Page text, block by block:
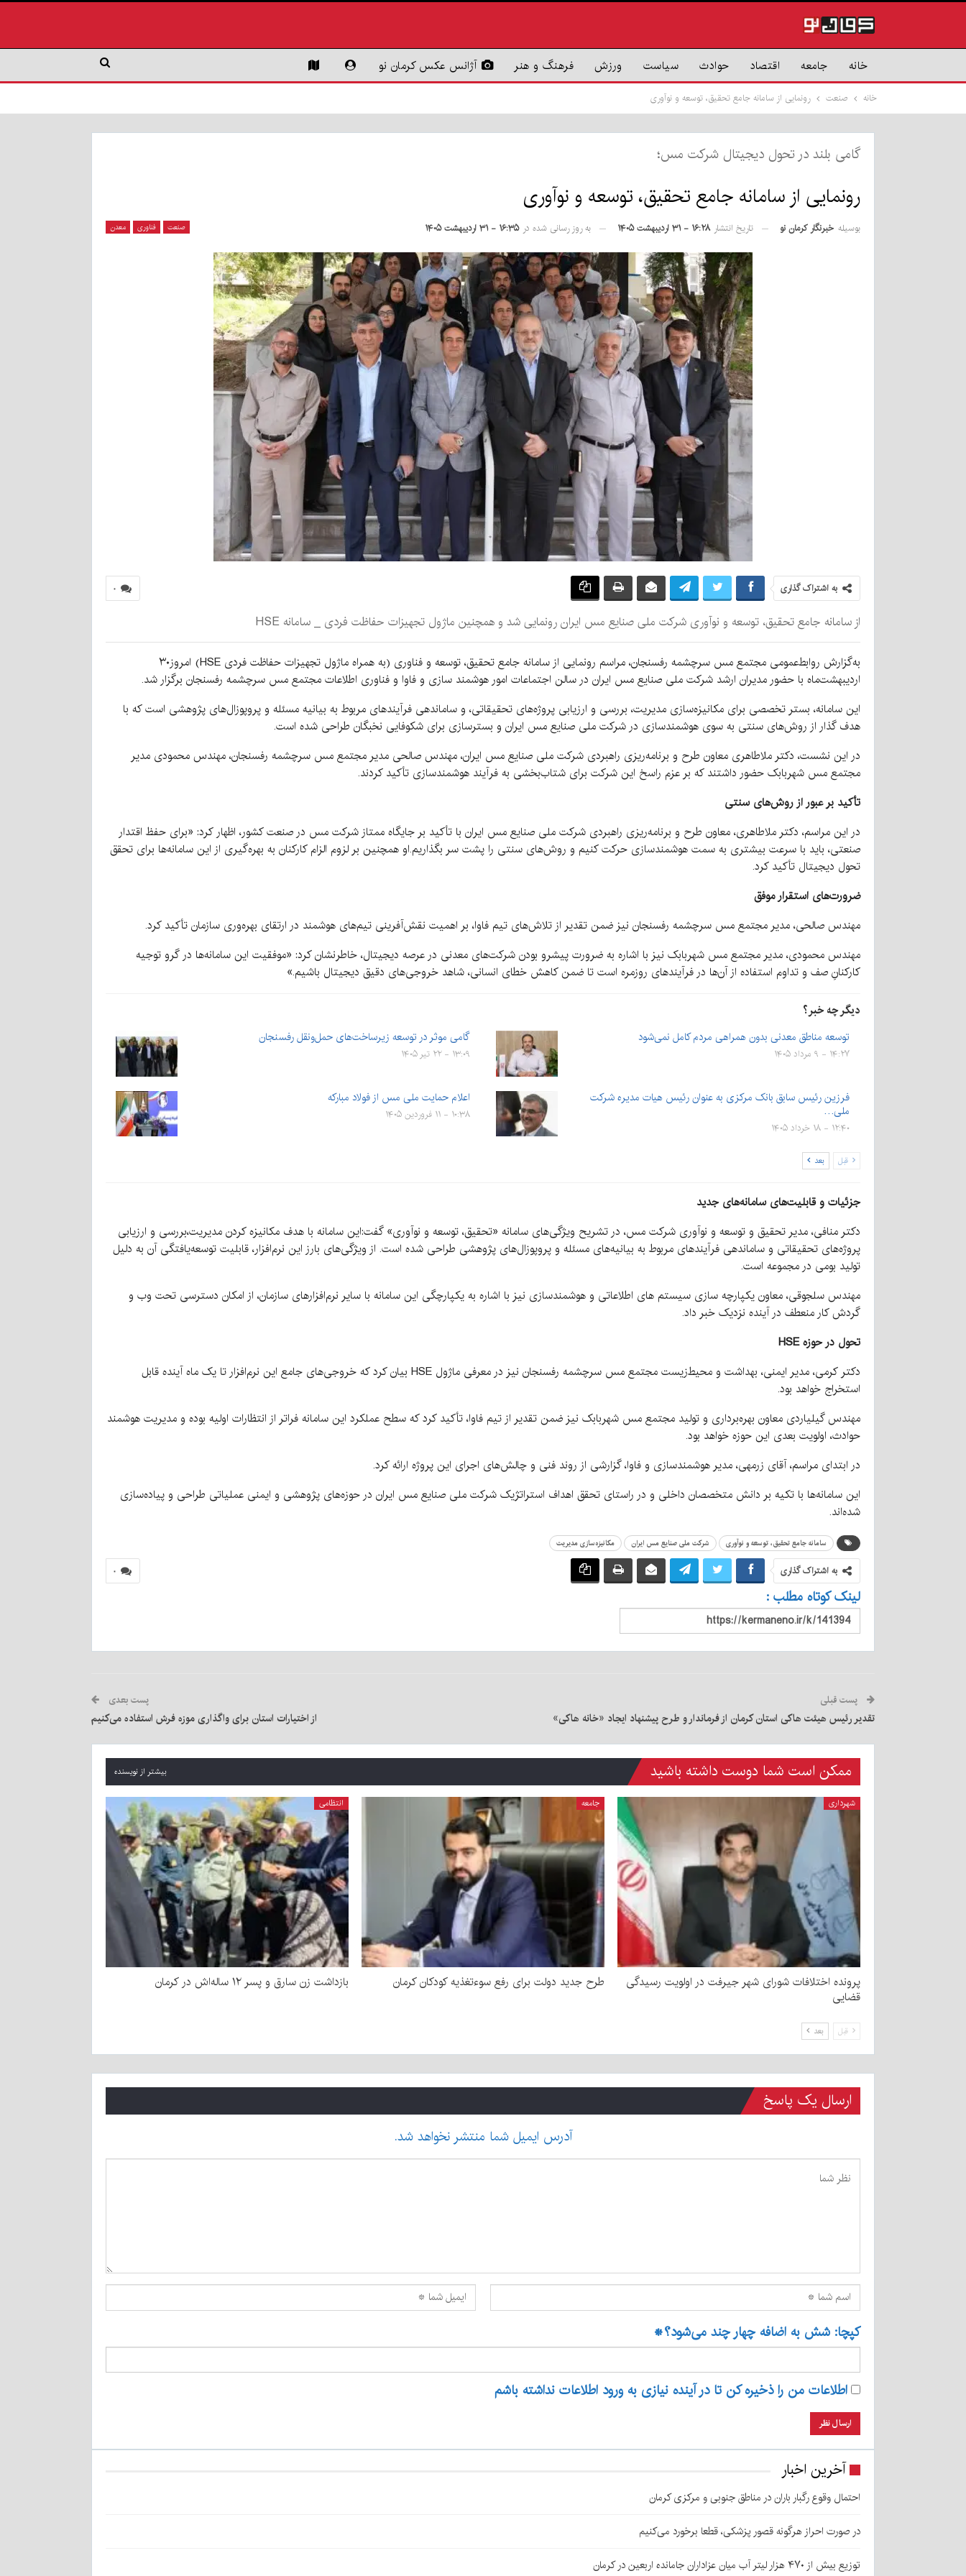
خانه جامعه اقتصاد حوادث سیاست ورزش فرهنگ و هنر آژانس عکس کرمان نو
خانه صنعت رونمایی از سامانه جامع تحقیق، توسعه و نوآوری
گامی بلند در تحول دیجیتال شرکت مس؛
رونمایی از سامانه جامع تحقیق، توسعه و نوآوری
صنعت فناوری معدن بوسیله خبرنگار کرمان نو تاریخ انتشار ۱۶:۲۸ - ۳۱ اردیبهشت ۱۴۰۵ به روز رسانی شده در ۱۶:۳۵ - ۳۱ اردیبهشت ۱۴۰۵
۰ به اشتراک گذاری
از سامانه جامع تحقیق، توسعه و نوآوری شرکت ملی صنایع مس ایران رونمایی شد و همچنین ماژول تجهیزات حفاظت فردی _ سامانه HSE
به‌گزارش روابط‌عمومی مجتمع مس سرچشمه رفسنجان، مراسم رونمایی از سامانه جامع تحقیق، توسعه و فناوری (به همراه ماژول تجهیزات حفاظت فردی HSE) امروز۳۰
اردیبهشت‌ماه با حضور مدیران ارشد شرکت ملی صنایع مس ایران در سالن اجتماعات امور هوشمند سازی و فاوا و فناوری اطلاعات مجتمع مس سرچشمه رفسنجان برگزار شد.
این سامانه، بستر تخصصی برای مکانیزه‌سازی مدیریت، بررسی و ارزیابی پروژه‌های تحقیقاتی، و ساماندهی فرآیندهای مربوط به بیانیه مسئله و پروپوزال‌های پژوهشی است که با
هدف گذار از روش‌های سنتی به سوی هوشمندسازی در شرکت ملی صنایع مس ایران و بسترسازی برای شکوفایی نخبگان طراحی شده است.
در این نشست، دکتر ملاطاهری معاون طرح و برنامه‌ریزی راهبردی شرکت ملی صنایع مس ایران، مهندس صالحی مدیر مجتمع مس سرچشمه رفسنجان، مهندس محمودی مدیر
مجتمع مس شهربابک حضور داشتند که بر عزم راسخ این شرکت برای شتاب‌بخشی به فرآیند هوشمندسازی تأکید کردند.
تأکید بر عبور از روش‌های سنتی
در این مراسم، دکتر ملاطاهری، معاون طرح و برنامه‌ریزی راهبردی شرکت ملی صنایع مس ایران با تأکید بر جایگاه ممتاز شرکت مس در صنعت کشور، اظهار کرد: «برای حفظ اقتدار
صنعتی، باید با سرعت بیشتری به سمت هوشمندسازی حرکت کنیم و روش‌های سنتی را پشت سر بگذاریم.او همچنین بر لزوم الزام کارکنان به بهره‌گیری از این سامانه‌ها برای تحقق
تحول دیجیتال تأکید کرد.
ضرورت‌های استقرار موفق
مهندس صالحی، مدیر مجتمع مس سرچشمه رفسنجان نیز ضمن تقدیر از تلاش‌های تیم فاوا، بر اهمیت نقش‌آفرینی تیم‌های هوشمند در ارتقای بهره‌وری سازمان تأکید کرد.
مهندس محمودی، مدیر مجتمع مس شهربابک نیز با اشاره به ضرورت پیشرو بودن شرکت‌های معدنی در عرصه دیجیتال، خاطرنشان کرد: «موفقیت این سامانه‌ها در گرو توجیه
کارکنانِ صف و تداوم استفاده از آن‌ها در فرآیندهای روزمره است تا ضمن کاهش خطای انسانی، شاهد خروجی‌های دقیق دیجیتال باشیم.»
دیگر چه خبر؟
توسعه مناطق معدنی بدون همراهی مردم کامل نمی‌شود
۱۴:۲۷ - ۹ مرداد ۱۴۰۵
گامی موثر در توسعه زیرساخت‌های حمل‌ونقل رفسنجان
۱۳:۰۹ - ۲۲ تیر ۱۴۰۵
فرزین رئیس سابق بانک مرکزی به عنوان رئیس هیات مدیره شرکت
ملی…
۱۲:۴۰ - ۱۸ خرداد ۱۴۰۵
اعلام حمایت ملی مس از فولاد مبارکه
۱۰:۳۸ - ۱۱ فروردین ۱۴۰۵
قبل بعد
جزئیات و قابلیت‌های سامانه‌های جدید
دکتر منافی، مدیر تحقیق و توسعه و نوآوری شرکت مس، در تشریح ویژگی‌های سامانه «تحقیق، توسعه و نوآوری» گفت:این سامانه با هدف مکانیزه کردن مدیریت،بررسی و ارزیابی
پروژه‌های تحقیقاتی و ساماندهی فرآیندهای مربوط به بیانیه‌های مسئله و پروپوزال‌های پژوهشی طراحی شده است. از ویژگی‌های بارز این نرم‌افزار، قابلیت توسعه‌یافتگی آن به دلیل
تولید بومی در مجموعه است.
مهندس سلجوقی، معاون یکپارچه سازی سیستم های اطلاعاتی و هوشمندسازی نیز با اشاره به یکپارچگی این سامانه با سایر نرم‌افزارهای سازمان، از امکان دسترسی تحت وب و
گردش کار منعطف در آینده نزدیک خبر داد.
تحول در حوزه HSE
دکتر کرمی، مدیر ایمنی، بهداشت و محیط‌زیست مجتمع مس سرچشمه رفسنجان نیز در معرفی ماژول HSE بیان کرد که خروجی‌های جامع این نرم‌افزار تا یک ماه آینده قابل
استخراج خواهد بود.
مهندس گیلیاردی معاون بهره‌برداری و تولید مجتمع مس شهربابک نیز ضمن تقدیر از تیم فاوا، تأکید کرد که سطح عملکرد این سامانه فراتر از انتظارات اولیه بوده و مدیریت هوشمند
حوادث، اولویت بعدی این حوزه خواهد بود.
در ابتدای مراسم، آقای زرمهی، مدیر هوشمندسازی و فاوا، گزارشی از روند فنی و چالش‌های اجرای این پروژه ارائه کرد.
این سامانه‌ها با تکیه بر دانش متخصصان داخلی و در راستای تحقق اهداف استراتژیک شرکت ملی صنایع مس ایران در حوزه‌های پژوهشی و ایمنی عملیاتی طراحی و پیاده‌سازی
شده‌اند.
سامانه جامع تحقیق، توسعه و نوآوری شرکت ملی صنایع مس ایران مکانیزه‌سازی مدیریت
۰ به اشتراک گذاری
لینک کوتاه مطلب :
پست قبلی
تقدیر رئیس هیئت هاکی استان کرمان از فرماندار و طرح پیشنهاد ایجاد «خانه هاکی»
پست بعدی
از اختیارات استان برای واگذاری موزه فرش استفاده می‌کنیم
ممکن است شما دوست داشته باشید بیشتر از نویسنده
شهرداری
پرونده اختلافات شورای شهر جیرفت در اولویت رسیدگی
قضایی
جامعه
طرح جدید دولت برای رفع سوءتغذیه کودکان کرمان
انتظامی
بازداشت زن سارق و پسر ۱۲ ساله‌اش در کرمان
قبل بعد
ارسال یک پاسخ
آدرس ایمیل شما منتشر نخواهد شد.
کپچا: شش به اضافه چهار چند می‌شود؟*
اطلاعات من را ذخیره کن تا در آینده نیازی به ورود اطلاعات نداشته باشم
آخرین اخبار
احتمال وقوع رگبار باران در مناطق جنوبی و مرکزی کرمان
در صورت احراز هرگونه قصور پزشکی، قطعا برخورد می‌کنیم
توزیع بیش از ۴۷۰ هزار لیتر آب میان عزاداران جامانده اربعین در کرمان